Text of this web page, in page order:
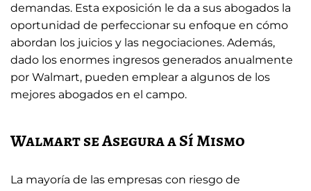
demandas. Esta exposición le da a sus abogados la
oportunidad de perfeccionar su enfoque en cómo
abordan los juicios y las negociaciones. Además,
dado los enormes ingresos generados anualmente
por Walmart, pueden emplear a algunos de los
mejores abogados en el campo.
Walmart se Asegura a Sí Mismo
La mayoría de las empresas con riesgo de